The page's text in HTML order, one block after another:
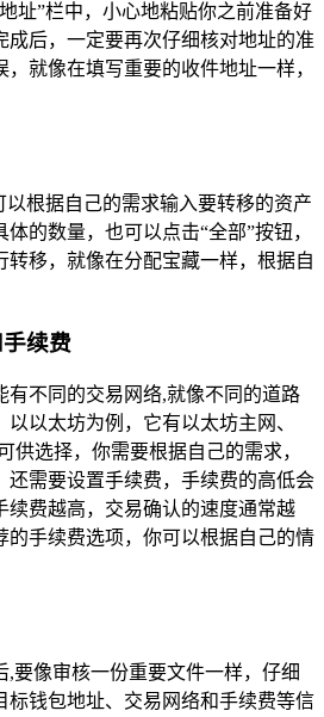
址”栏中，小心地粘贴你之前准备好
成后，一定要再次仔细核对地址的准
就像在填写重要的收件地址一样，
以根据自己的需求输入要转移的资产
的数量，也可以点击“全部”按钮，
转移，就像在分配宝藏一样，根据自
续费
有不同的交易网络,就像不同的道路
以太坊为例，它有以太坊主网、
供选择，你需要根据自己的需求，
还需要设置手续费，手续费的高低会
续费越高，交易确认的速度通常越
的手续费选项，你可以根据自己的情
,要像审核一份重要文件一样，仔细
标钱包地址、交易网络和手续费等信